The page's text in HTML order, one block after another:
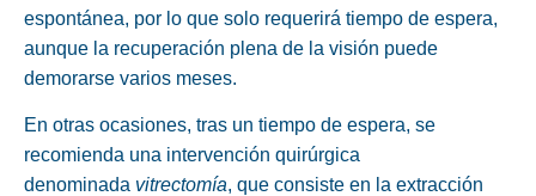
espontánea, por lo que solo requerirá tiempo de espera,
aunque la recuperación plena de la visión puede
demorarse varios meses.
En otras ocasiones, tras un tiempo de espera, se
recomienda una intervención quirúrgica
denominada vitrectomía, que consiste en la extracción